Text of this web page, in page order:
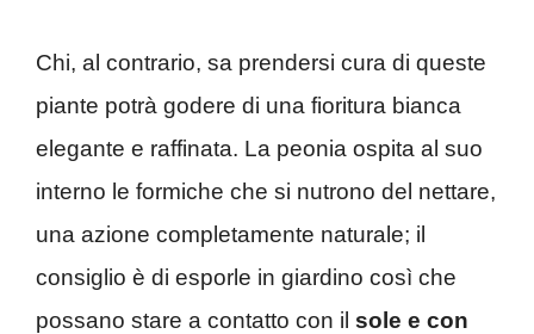
Chi, al contrario, sa prendersi cura di queste
piante potrà godere di una fioritura bianca
elegante e raffinata. La peonia ospita al suo
interno le formiche che si nutrono del nettare,
una azione completamente naturale; il
consiglio è di esporle in giardino così che
possano stare a contatto con il sole e con